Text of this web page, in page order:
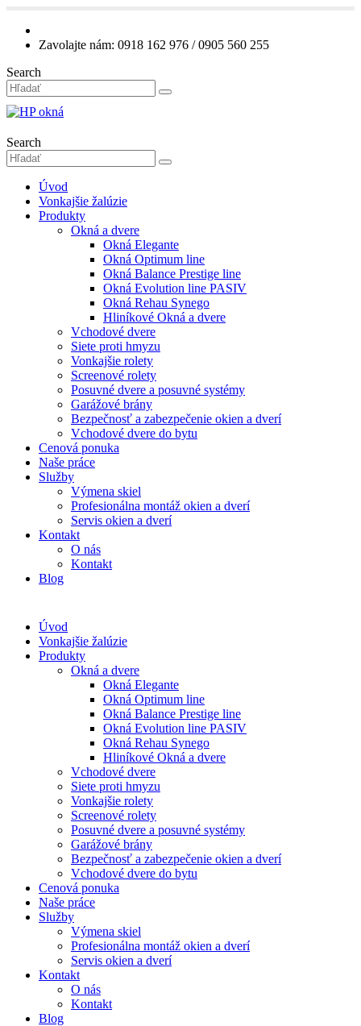
Zavolajte nám: 0918 162 976 / 0905 560 255
Search
Search
Úvod
Vonkajšie žalúzie
Produkty
Okná a dvere
Okná Elegante
Okná Optimum line
Okná Balance Prestige line
Okná Evolution line PASIV
Okná Rehau Synego
Hliníkové Okná a dvere
Vchodové dvere
Siete proti hmyzu
Vonkajšie rolety
Screenové rolety
Posuvné dvere a posuvné systémy
Garážové brány
Bezpečnosť a zabezpečenie okien a dverí
Vchodové dvere do bytu
Cenová ponuka
Naše práce
Služby
Výmena skiel
Profesionálna montáž okien a dverí
Servis okien a dverí
Kontakt
O nás
Kontakt
Blog
Úvod
Vonkajšie žalúzie
Produkty
Okná a dvere
Okná Elegante
Okná Optimum line
Okná Balance Prestige line
Okná Evolution line PASIV
Okná Rehau Synego
Hliníkové Okná a dvere
Vchodové dvere
Siete proti hmyzu
Vonkajšie rolety
Screenové rolety
Posuvné dvere a posuvné systémy
Garážové brány
Bezpečnosť a zabezpečenie okien a dverí
Vchodové dvere do bytu
Cenová ponuka
Naše práce
Služby
Výmena skiel
Profesionálna montáž okien a dverí
Servis okien a dverí
Kontakt
O nás
Kontakt
Blog